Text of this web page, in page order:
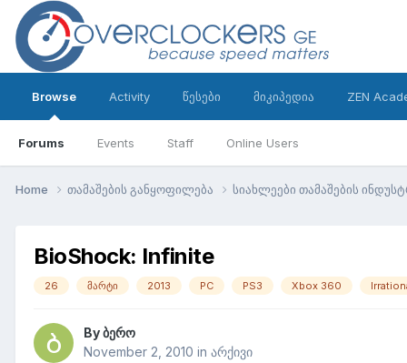
Browse
Forums Events Staff Online Users
Activity წესები მიკიპედია ZEN
Home თამაშების განყოფილება სიახლეები თამაშების
BioShock: Infinite
26 მარტი 2013 PC PS3 Xbox 360
Byბერო
November 2, 2010 in არქივი